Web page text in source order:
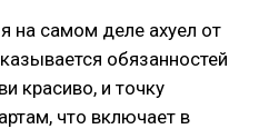
на самом деле ахуел от
обязанностей
красиво, и точку
что включает в